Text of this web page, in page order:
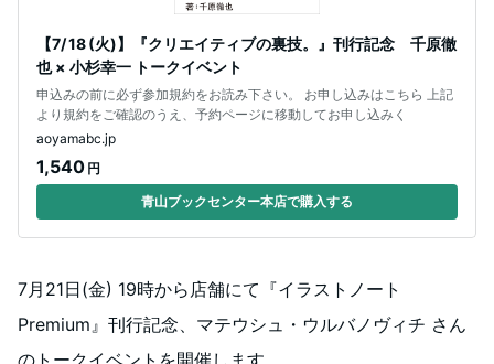
【7/ 18 (火)】『クリエイティブの裏技。』刊行記念 千原徹
也 × 小杉幸一 トークイベント
申込みの前に必ず参加規約をお読み下さい。 お申し込みはこちら 上記
より規約をご確認のうえ、予約ページに移動してお申し込みく
aoyamabc.jp
1,540 円
青山ブックセンター本店で購入する
7月21日(金) 19時から店舗にて『イラストノート
Premium』刊行記念、マテウシュ・ウルバノヴィチ さん
のトークイベントを開催します。